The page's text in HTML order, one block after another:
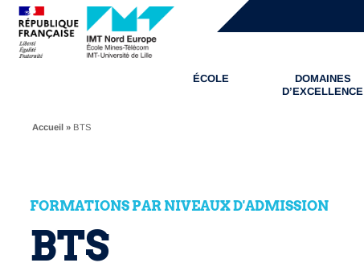
ÉCOLE
DOMAINES
D’EXCELLENCE
Accueil » BTS
FORMATIONS PAR NIVEAUX D'ADMISSION
BTS